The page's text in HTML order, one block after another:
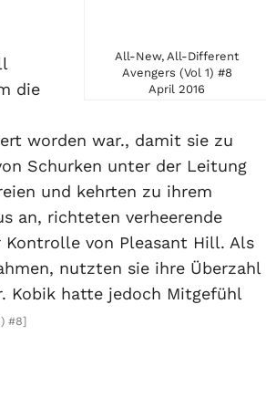
All-New, All-Different
Avengers (Vol 1) #8
April 2016
die
worden war., damit sie zu
Schurken unter der Leitung
und kehrten zu ihrem
an, richteten verheerende
Kontrolle von Pleasant Hill. Als
nutzten sie ihre Überzahl
Kobik hatte jedoch Mitgefühl
#8]